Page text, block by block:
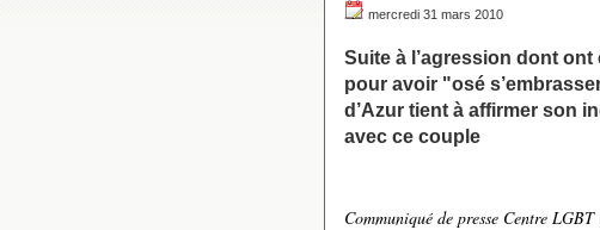
mercredi 31 mars 2010
Suite à l’agression dont
pour avoir "osé
d’Azur tient à affirmer son
avec ce couple
Communiqué de presse Centre